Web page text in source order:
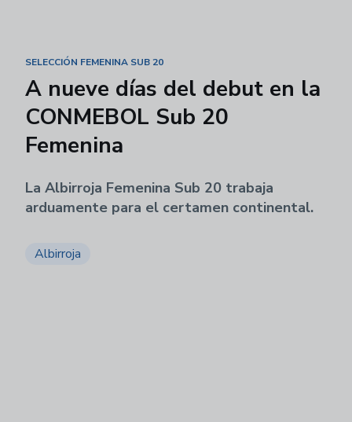
SELECCIÓN FEMENINA SUB 20
A nueve días del debut en la
CONMEBOL Sub 20
Femenina
La Albirroja Femenina Sub 20 trabaja
arduamente para el certamen continental.
Albirroja